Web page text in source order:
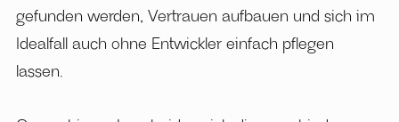
gefunden werden, Vertrauen aufbauen und sich im
Idealfall auch ohne Entwickler einfach pflegen
lassen.